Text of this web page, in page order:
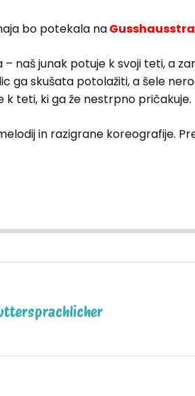
bo potekala na
naš junak potuje k svoji teti, a
ga skušata potolažiti, a šele
teti, ki ga že nestrpno pričakuje.
in razigrane koreografije.